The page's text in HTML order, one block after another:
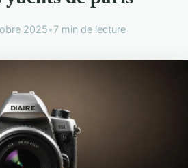
2025•7 min de lecture